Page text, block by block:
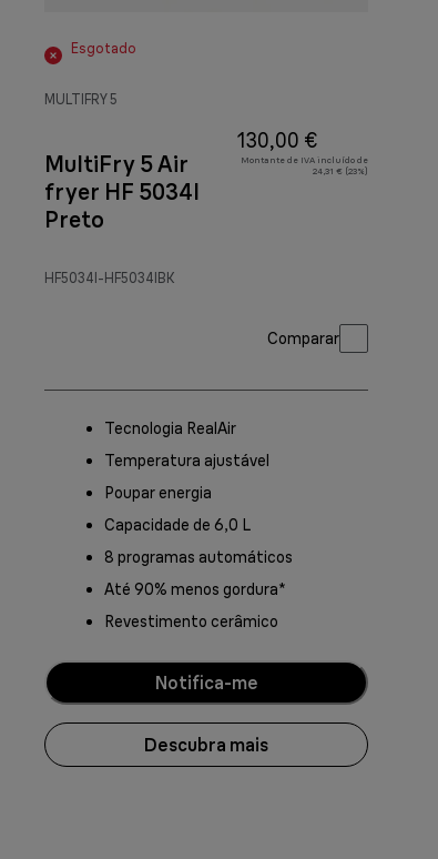
Esgotado
MULTIFRY 5
MultiFry 5 Air
fryer HF 5034I
Preto
HF5034I-HF5034IBK
130,00 €
Montante de IVA incluído de
24,31 € (23%)
Comparar
Tecnologia RealAir
Temperatura ajustável
Poupar energia
Capacidade de 6,0 L
8 programas automáticos
Até 90% menos gordura*
Revestimento cerâmico
Notifica-me
Descubra mais